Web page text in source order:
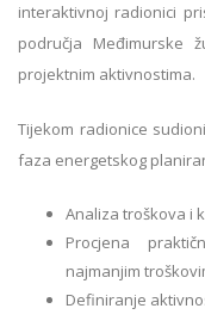
interaktivnoj radionici
područja Međimurske
projektnim aktivnostima.
Tijekom radionice
faza energetskog
Analiza troškova i
Procjena
najmanjim
Definiranje